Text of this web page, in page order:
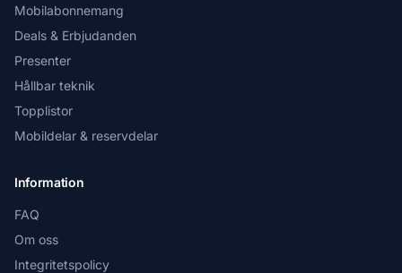
Mobilabonnemang
Deals & Erbjudanden
Presenter
Hållbar teknik
Topplistor
Mobildelar & reservdelar
Information
FAQ
Om oss
Integritetspolicy